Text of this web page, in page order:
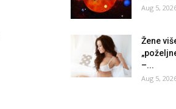
Aug 5,
Žene
–...
Aug 5,